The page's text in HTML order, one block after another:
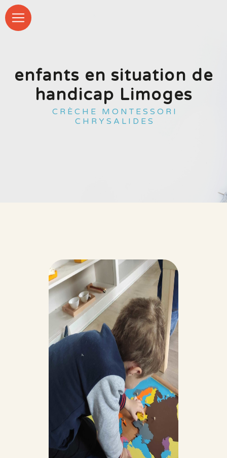
enfants en situation de
handicap Limoges
CRÈCHE MONTESSORI
CHRYSALIDES
Panneau de gestion des cookies